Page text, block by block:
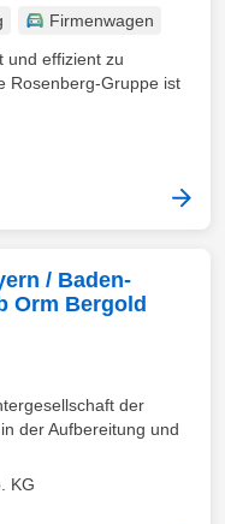
Firmenwagen
und effizient zu
Rosenberg-Gruppe ist
/ Baden-
Orm Bergold
der
der Aufbereitung und
KG